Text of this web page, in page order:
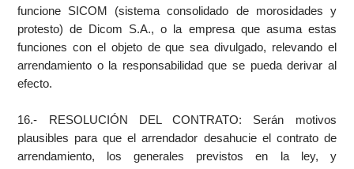
funcione SICOM (sistema consolidado de morosidades y
protesto) de Dicom S.A., o la empresa que asuma estas
funciones con el objeto de que sea divulgado, relevando el
arrendamiento o la responsabilidad que se pueda derivar al
efecto.
16.- RESOLUCIÓN DEL CONTRATO: Serán motivos
plausibles para que el arrendador desahucie el contrato de
arrendamiento, los generales previstos en la ley, y